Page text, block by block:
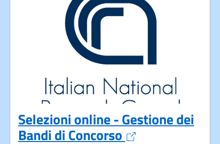
Selezioni online - Gestione dei
Bandi di Concorso Apre in un